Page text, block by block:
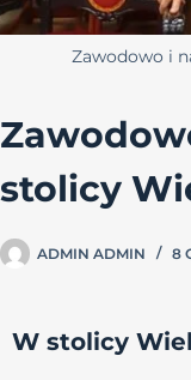
Zawodowo i
stolicy
ADMIN ADMIN 8
W stolicy